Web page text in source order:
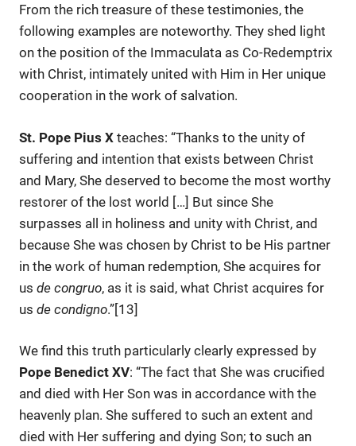
From the rich treasure of these testimonies, the
following examples are noteworthy. They shed light
on the position of the Immaculata as Co-Redemptrix
with Christ, intimately united with Him in Her unique
cooperation in the work of salvation.
St. Pope Pius X teaches: “Thanks to the unity of
suffering and intention that exists between Christ
and Mary, She deserved to become the most worthy
restorer of the lost world […] But since She
surpasses all in holiness and unity with Christ, and
because She was chosen by Christ to be His partner
in the work of human redemption, She acquires for
us de congruo, as it is said, what Christ acquires for
us de condigno.”[13]
We find this truth particularly clearly expressed by
Pope Benedict XV: “The fact that She was crucified
and died with Her Son was in accordance with the
heavenly plan. She suffered to such an extent and
died with Her suffering and dying Son; to such an